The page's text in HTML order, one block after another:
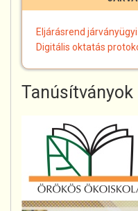
Eljárásrend
Digitális oktatás
Tanúsítványok